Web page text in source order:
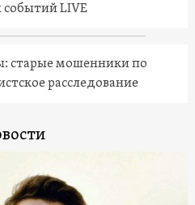
событий LIVE
старые мошенники по
расследование